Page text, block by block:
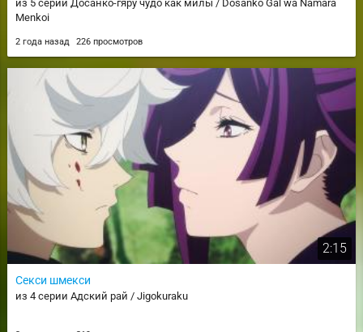
из 5 серии Досанко-гяру чудо как милы / Dosanko Gal wa Namara
Menkoi
2 года назад 226 просмотров
2:15
Секси шмекси
из 4 серии Адский рай / Jigokuraku